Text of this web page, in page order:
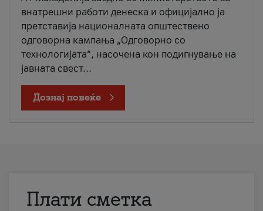
внатрешни работи денеска и официјално ја
претставија националната општествено
одговорна кампања „Одговорно со
технологијата“, насочена кон подигнување на
јавната свест...
Дознај повеќе
Плати сметка